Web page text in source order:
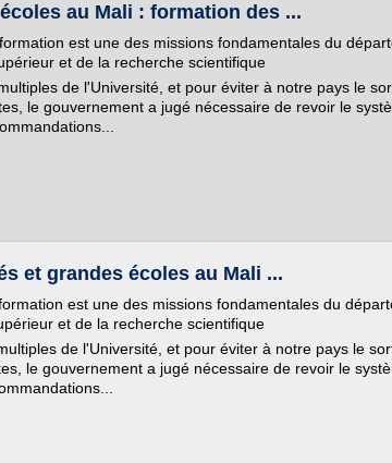
au Mali : formation des ...
est une des missions fondamentales du
et de la recherche scientifique
de l'Université, et pour éviter à notre pays le
le gouvernement a jugé nécessaire de revoir le
et grandes écoles au Mali ...
est une des missions fondamentales du
et de la recherche scientifique
de l'Université, et pour éviter à notre pays le
le gouvernement a jugé nécessaire de revoir le